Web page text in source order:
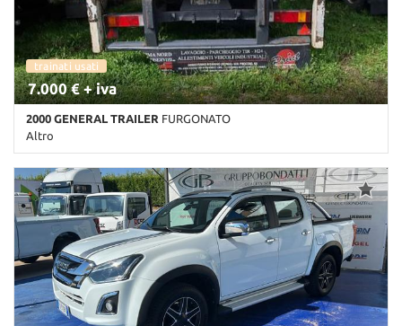
Control • Sedile posteriore sdoppiato • Servosterzo • Navigatore
satellitare • Sospensioni pneumatiche • Specchietti laterali elettrici
trainati usati
7.000 € + iva
2000 GENERAL TRAILER FURGONATO
Altro
Km non disponibile • Cambio Altro • Bianco pastello